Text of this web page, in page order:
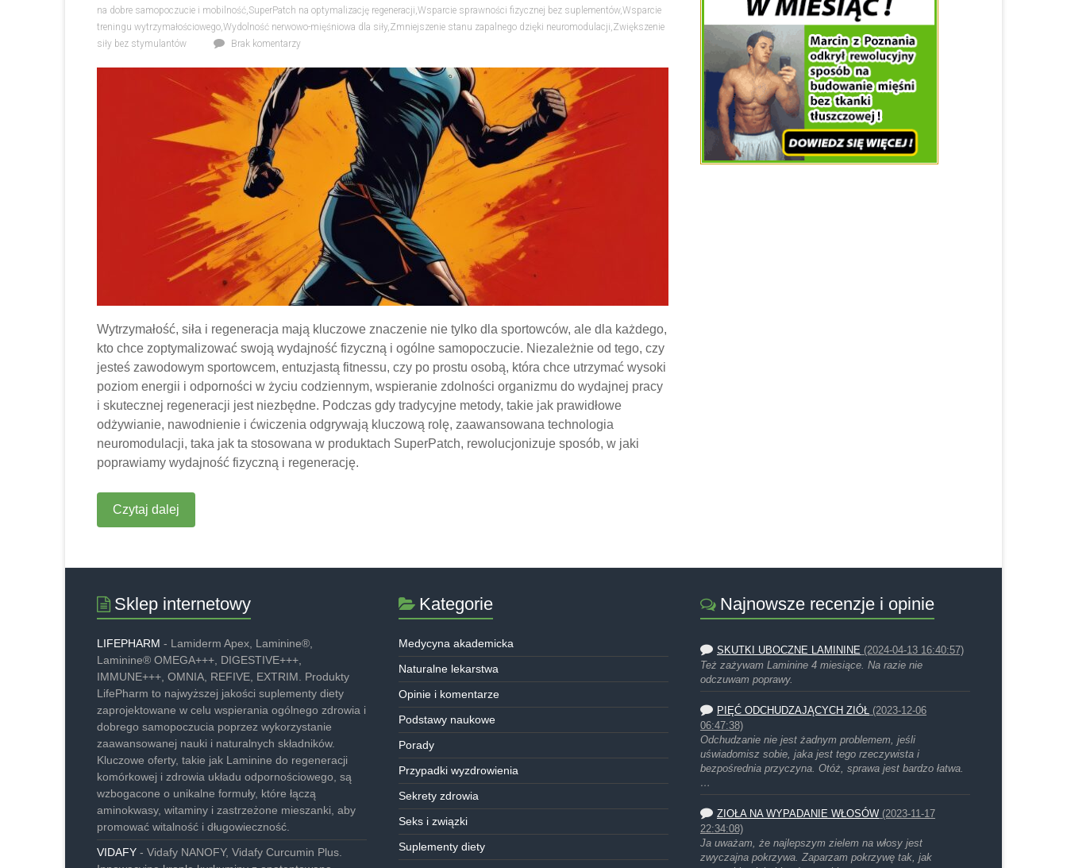
na dobre samopoczucie i mobilność,SuperPatch na optymalizację regeneracji,Wsparcie sprawności fizycznej bez suplementów,Wsparcie
treningu wytrzymałościowego,Wydolność nerwowo-mięśniowa dla siły,Zmniejszenie stanu zapalnego dzięki neuromodulacji,Zwiększenie
siły bez stymulantów
Brak komentarzy
Wytrzymałość, siła i regeneracja mają kluczowe znaczenie nie tylko dla sportowców, ale dla każdego,
kto chce zoptymalizować swoją wydajność fizyczną i ogólne samopoczucie. Niezależnie od tego, czy
jesteś zawodowym sportowcem, entuzjastą fitnessu, czy po prostu osobą, która chce utrzymać wysoki
poziom energii i odporności w życiu codziennym, wspieranie zdolności organizmu do wydajnej pracy
i skutecznej regeneracji jest niezbędne. Podczas gdy tradycyjne metody, takie jak prawidłowe
odżywianie, nawodnienie i ćwiczenia odgrywają kluczową rolę, zaawansowana technologia
neuromodulacji, taka jak ta stosowana w produktach SuperPatch, rewolucjonizuje sposób, w jaki
poprawiamy wydajność fizyczną i regenerację.
Czytaj dalej
Sklep internetowy
LIFEPHARM - Lamiderm Apex, Laminine®,
Laminine® OMEGA+++, DIGESTIVE+++,
IMMUNE+++, OMNIA, REFIVE, EXTRIM. Produkty
LifePharm to najwyższej jakości suplementy diety
zaprojektowane w celu wspierania ogólnego zdrowia i
dobrego samopoczucia poprzez wykorzystanie
zaawansowanej nauki i naturalnych składników.
Kluczowe oferty, takie jak Laminine do regeneracji
komórkowej i zdrowia układu odpornościowego, są
wzbogacone o unikalne formuły, które łączą
aminokwasy, witaminy i zastrzeżone mieszanki, aby
promować witalność i długowieczność.
VIDAFY - Vidafy NANOFY, Vidafy Curcumin Plus.
Kategorie
Medycyna akademicka
Naturalne lekarstwa
Opinie i komentarze
Podstawy naukowe
Porady
Przypadki wyzdrowienia
Sekrety zdrowia
Seks i związki
Suplementy diety
Najnowsze recenzje i opinie
SKUTKI UBOCZNE LAMININE (2024-04-13 16:40:57)
Też zażywam Laminine 4 miesiące. Na razie nie
odczuwam poprawy.
PIĘĆ ODCHUDZAJĄCYCH ZIÓŁ (2023-12-06
06:47:38)
Odchudzanie nie jest żadnym problemem, jeśli
uświadomisz sobie, jaka jest tego rzeczywista i
bezpośrednia przyczyna. Otóż, sprawa jest bardzo łatwa.
…
ZIOŁA NA WYPADANIE WŁOSÓW (2023-11-17
22:34:08)
Ja uważam, że najlepszym zielem na włosy jest
zwyczajna pokrzywa. Zaparzam pokrzywę tak, jak